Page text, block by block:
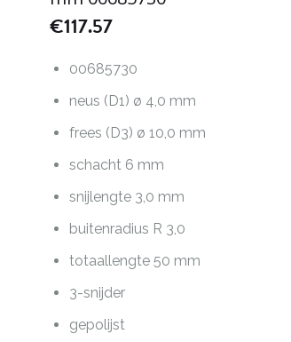
€117.57
00685730
neus (D1) ø 4,0 mm
frees (D3) ø 10,0 mm
schacht 6 mm
snijlengte 3,0 mm
buitenradius R 3,0
totaallengte 50 mm
3-snijder
gepolijst